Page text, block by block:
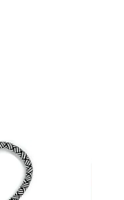
加入購物車